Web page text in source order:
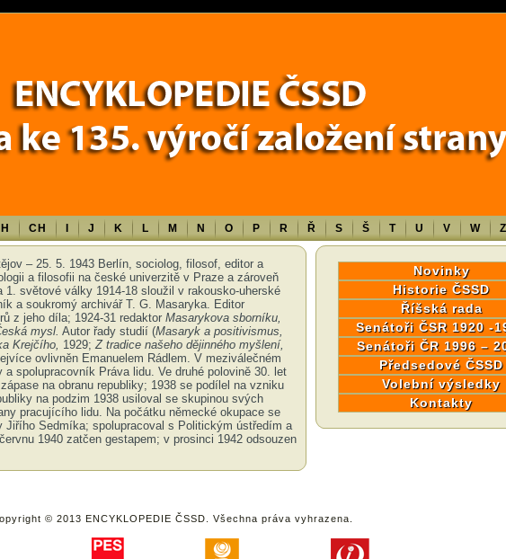
a future version of PHP) in /data/www/17010/historiecssd_cz/www/wp-content/themes/
H CH J K L M N O P R Ř S Š T U V W Z
– 25. 5. 1943 Berlín, sociolog, filosof, editor a
a filosofii na české univerzitě v Praze a zároveň
světové války 1914-18 sloužil v rakousko-uherské
a soukromý archivář T. G. Masaryka. Editor
z jeho díla; 1924-31 redaktor Masarykova sborníku,
mysl. Autor řady studií (Masaryk a positivismus,
Krejčího, 1929; Z tradice našeho dějinného myšlení,
ovlivněn Emanuelem Rádlem. V meziválečném
spolupracovník Práva lidu. Ve druhé polovině 30. let
na obranu republiky; 1938 se podílel na vzniku
na podzim 1938 usiloval se skupinou svých
pracujícího lidu. Na počátku německé okupace se
Jiřího Sedmíka; spolupracoval s Politickým ústředím a
1940 zatčen gestapem; v prosinci 1942 odsouzen
Novinky
Historie ČSSD
Říšská rada
Senátoři ČSR 1920 -
Senátoři ČR 1996 –
Předsedové ČSSD
Volební výsledky
Kontakty
© 2013 ENCYKLOPEDIE ČSSD. Všechna práva vyhrazena.